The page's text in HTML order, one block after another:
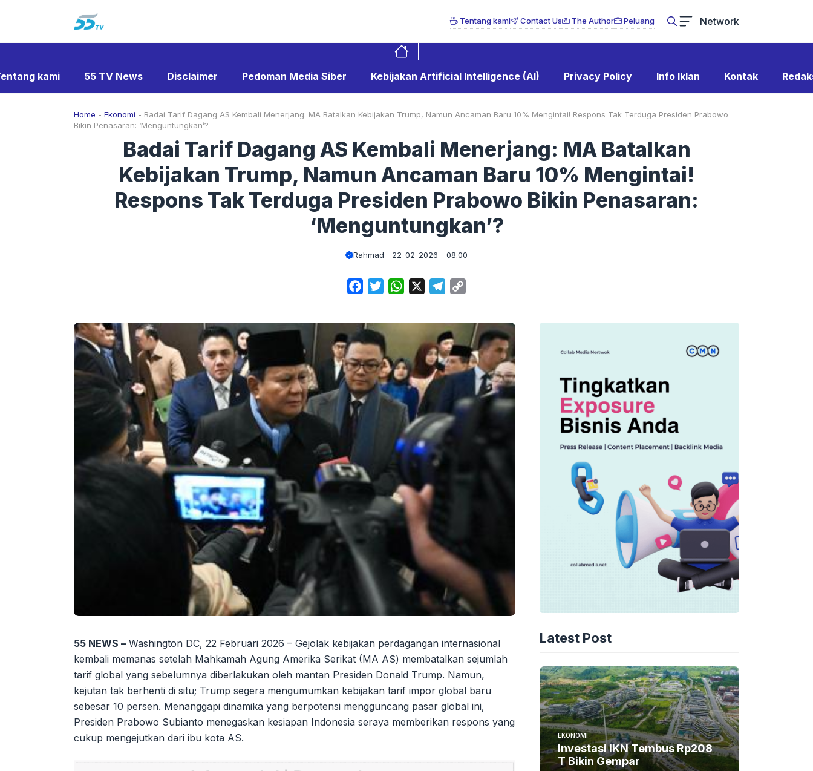
Tentang kami Contact Us The Author Peluang Network
kami 55 TV News Disclaimer Pedoman Media Siber Kebijakan Artificial Intelligence (AI) Privacy Policy Info Iklan Kontak
Home - Ekonomi - Badai Tarif Dagang AS Kembali Menerjang: MA Batalkan Kebijakan Trump, Namun Ancaman Baru 10% Mengintai! Respons Tak Terduga Presiden Prabowo
Bikin Penasaran: ‘Menguntungkan’?
Badai Tarif Dagang AS Kembali Menerjang: MA Batalkan
Kebijakan Trump, Namun Ancaman Baru 10% Mengintai!
Respons Tak Terduga Presiden Prabowo Bikin Penasaran:
‘Menguntungkan’?
Rahmad 22-02-2026 - 08.00
FacebookTwitterWhatsApp Telegram
55 NEWS – Washington DC, 22 Februari 2026 – Gejolak kebijakan perdagangan internasional
kembali memanas setelah Mahkamah Agung Amerika Serikat (MA AS) membatalkan sejumlah
tarif global yang sebelumnya diberlakukan oleh mantan Presiden Donald Trump. Namun,
kejutan tak berhenti di situ; Trump segera mengumumkan kebijakan tarif impor global baru
sebesar 10 persen. Menanggapi dinamika yang berpotensi mengguncang pasar global ini,
Presiden Prabowo Subianto menegaskan kesiapan Indonesia seraya memberikan respons yang
cukup mengejutkan dari ibu kota AS.
Latest Post
EKONOMI
Investasi IKN Tembus Rp208
T Bikin Gempar